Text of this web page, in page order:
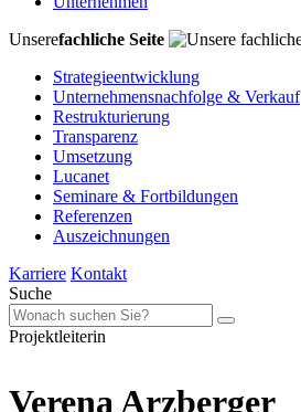
Unserefachliche Seite
Strategieentwicklung
Unternehmensnachfolge & Verkauf
Restrukturierung
Transparenz
Umsetzung
Lucanet
Seminare & Fortbildungen
Referenzen
Auszeichnungen
Karriere Kontakt
Suche
Projektleiterin
Verena Arzberger